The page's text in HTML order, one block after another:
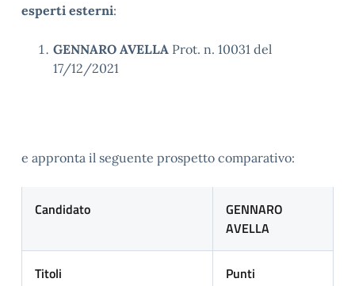
esperti esterni:
GENNARO AVELLA Prot. n. 10031 del
17/12/2021
e appronta il seguente prospetto comparativo:
Candidato
GENNARO
AVELLA
Titoli Punti